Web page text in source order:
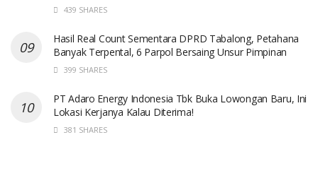
439 SHARES
Hasil Real Count Sementara DPRD Tabalong, Petahana
Banyak Terpental, 6 Parpol Bersaing Unsur Pimpinan
399 SHARES
PT Adaro Energy Indonesia Tbk Buka Lowongan Baru, Ini
Lokasi Kerjanya Kalau Diterima!
381 SHARES